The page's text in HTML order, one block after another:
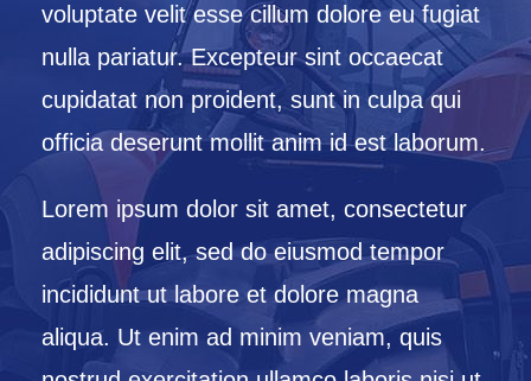
voluptate velit esse cillum dolore eu fugiat
nulla pariatur. Excepteur sint occaecat
cupidatat non proident, sunt in culpa qui
officia deserunt mollit anim id est laborum.
Lorem ipsum dolor sit amet, consectetur
adipiscing elit, sed do eiusmod tempor
incididunt ut labore et dolore magna
aliqua. Ut enim ad minim veniam, quis